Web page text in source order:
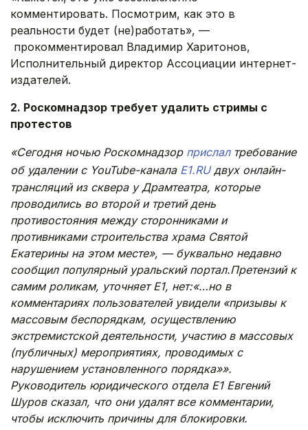
комментировать. Посмотрим, как это в
реальности будет (не)работать», —
прокомментировал Владимир Харитонов,
Исполнительный директор Ассоциации интернет-
издателей.
2. Роскомнадзор требует удалить стримы с
протестов
«Сегодня ночью Роскомнадзор прислалтребование
об удалении с YouTube-канала E1.RUдвух онлайн-
трансляций из сквера у Драмтеатра, которые
проводились во второй и третий день
противостояния между сторонниками и
противниками строительства храма Святой
Екатерины на этом месте», — буквально недавно
сообщил популярный уральский портал.Претензий к
самим роликам, уточняет Е1, нет:«…но в
комментариях пользователей увидели «призывы к
массовым беспорядкам, осуществлению
экстремистской деятельности, участию в массовых
(публичных) мероприятиях, проводимых с
нарушением установленного порядка»».
Руководитель юридического отдела E1 Евгений
Шуров сказал, что они удалят все комментарии,
чтобы исключить причины для блокировки.